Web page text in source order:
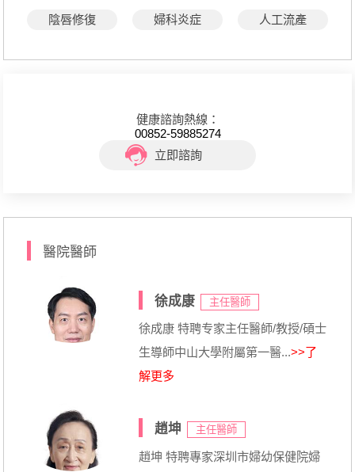
陰唇修復 婦科炎症 人工流產
健康諮詢熱線：
00852-59885274
立即諮詢
醫院醫師
徐成康 主任醫師
徐成康 特聘专家主任醫師/教授/碩士
生導師中山大學附屬第一醫...>>了
解更多
趙坤 主任醫師
趙坤 特聘專家深圳市婦幼保健院婦